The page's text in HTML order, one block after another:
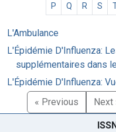
P
Q R S
L'Ambulance
L'Épidémie D'Influenza:
supplémentaires dans
L'Épidémie D'Influenza:
« Previous
Next